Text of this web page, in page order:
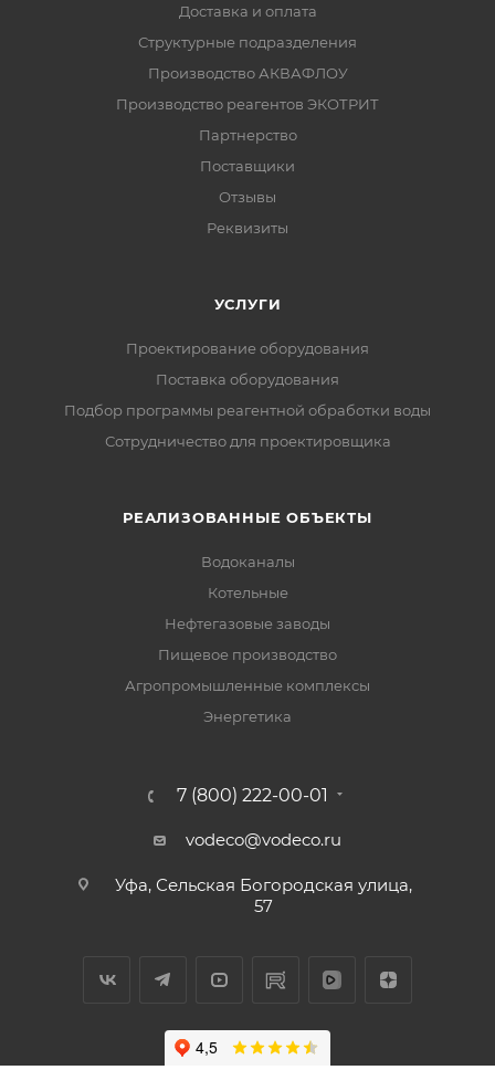
Доставка и оплата
Структурные подразделения
Производство АКВАФЛОУ
Производство реагентов ЭКОТРИТ
Партнерство
Поставщики
Отзывы
Реквизиты
УСЛУГИ
Проектирование оборудования
Поставка оборудования
Подбор программы реагентной обработки воды
Сотрудничество для проектировщика
РЕАЛИЗОВАННЫЕ ОБЪЕКТЫ
Водоканалы
Котельные
Нефтегазовые заводы
Пищевое производство
Агропромышленные комплексы
Энергетика
7 (800) 222-00-01
vodeco@vodeco.ru
Уфа, Сельская Богородская улица,
57